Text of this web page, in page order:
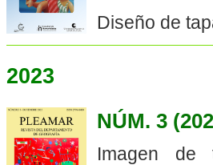
Diseño de
2023
NÚM. 3
Imagen de